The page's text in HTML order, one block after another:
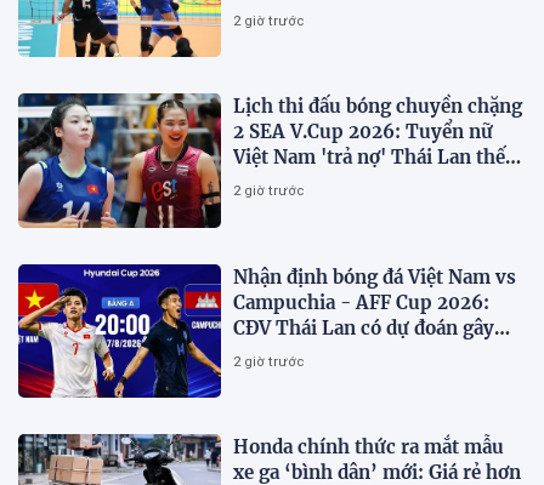
2 giờ trước
Lịch thi đấu bóng chuyền chặng
2 SEA V.Cup 2026: Tuyển nữ
Việt Nam 'trả nợ' Thái Lan thế
nào?
2 giờ trước
Nhận định bóng đá Việt Nam vs
Campuchia - AFF Cup 2026:
CĐV Thái Lan có dự đoán gây
sốt
2 giờ trước
Honda chính thức ra mắt mẫu
xe ga ‘bình dân’ mới: Giá rẻ hơn